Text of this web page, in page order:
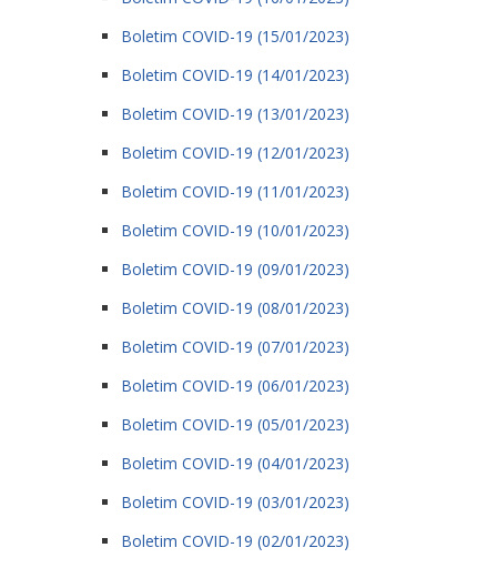
Boletim COVID-19 (15/01/2023)
Boletim COVID-19 (14/01/2023)
Boletim COVID-19 (13/01/2023)
Boletim COVID-19 (12/01/2023)
Boletim COVID-19 (11/01/2023)
Boletim COVID-19 (10/01/2023)
Boletim COVID-19 (09/01/2023)
Boletim COVID-19 (08/01/2023)
Boletim COVID-19 (07/01/2023)
Boletim COVID-19 (06/01/2023)
Boletim COVID-19 (05/01/2023)
Boletim COVID-19 (04/01/2023)
Boletim COVID-19 (03/01/2023)
Boletim COVID-19 (02/01/2023)